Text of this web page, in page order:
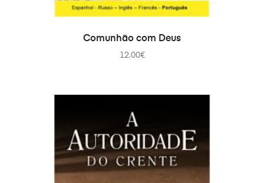
ADICIONAR
Comunhão com Deus
12.00€